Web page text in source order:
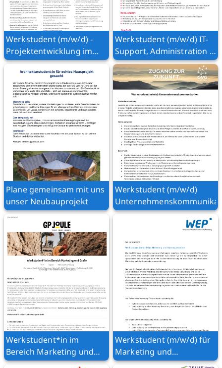
Werkstudent (m/w/d) -
Projektentwicklung im
Consulting
Werkstudent (m/w/d) IT-
Support, Administration &
Digitalisierung
Plane gemeinsam mit uns
unser Neubauprojekt
Werkstudent (m/w/d)
Werkstudent*in im
Bereich Marketing und
Grafik
Werkstudent (m/w/d) für
Marketing und
Büroorganisation